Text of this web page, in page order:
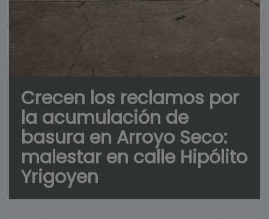
Crecen los reclamos por
la acumulación de
basura en Arroyo Seco:
malestar en calle Hipólito
Yrigoyen